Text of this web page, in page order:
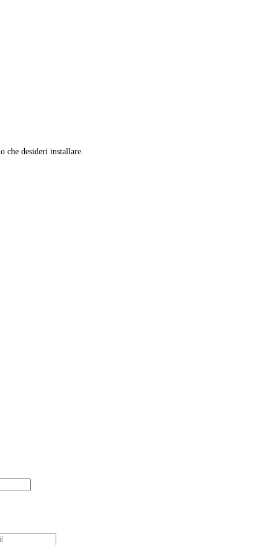
desideri installare.